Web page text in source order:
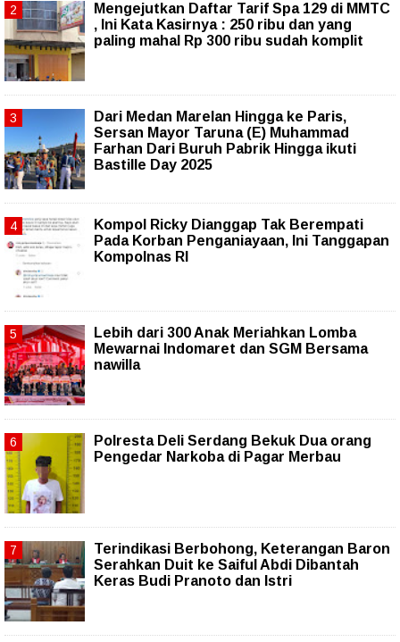
Mengejutkan Daftar Tarif Spa 129 di MMTC
, Ini Kata Kasirnya : 250 ribu dan yang
paling mahal Rp 300 ribu sudah komplit
‎Dari Medan Marelan Hingga ke Paris,
Sersan Mayor Taruna (E) Muhammad
Farhan Dari Buruh Pabrik Hingga ikuti
Bastille Day 2025
Kompol Ricky Dianggap Tak Berempati
Pada Korban Penganiayaan, Ini Tanggapan
Kompolnas RI
Lebih dari 300 Anak Meriahkan Lomba
Mewarnai Indomaret dan SGM Bersama
nawilla
Polresta Deli Serdang Bekuk Dua orang
Pengedar Narkoba di Pagar Merbau
Terindikasi Berbohong, Keterangan Baron
Serahkan Duit ke Saiful Abdi Dibantah
Keras Budi Pranoto dan Istri